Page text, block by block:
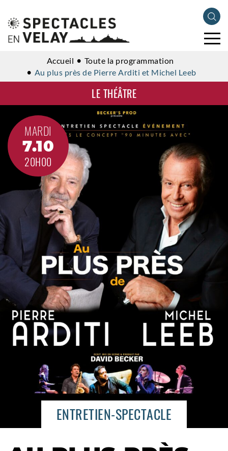
LE THÉÂTRE
Accueil
Toute la programmation
Au plus près de Pierre Arditi et Michel Leeb
MARDI
7.10
20H00
ENTRETIEN-SPECTACLE